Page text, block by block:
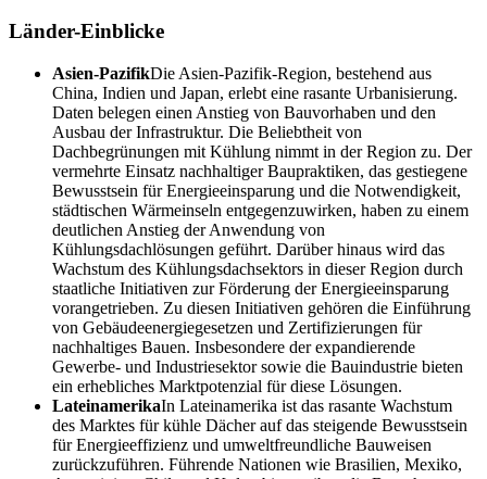
Länder-Einblicke
Asien-PazifikDie Asien-Pazifik-Region, bestehend aus
China, Indien und Japan, erlebt eine rasante Urbanisierung.
Daten belegen einen Anstieg von Bauvorhaben und den
Ausbau der Infrastruktur. Die Beliebtheit von
Dachbegrünungen mit Kühlung nimmt in der Region zu. Der
vermehrte Einsatz nachhaltiger Baupraktiken, das gestiegene
Bewusstsein für Energieeinsparung und die Notwendigkeit,
städtischen Wärmeinseln entgegenzuwirken, haben zu einem
deutlichen Anstieg der Anwendung von
Kühlungsdachlösungen geführt. Darüber hinaus wird das
Wachstum des Kühlungsdachsektors in dieser Region durch
staatliche Initiativen zur Förderung der Energieeinsparung
vorangetrieben. Zu diesen Initiativen gehören die Einführung
von Gebäudeenergiegesetzen und Zertifizierungen für
nachhaltiges Bauen. Insbesondere der expandierende
Gewerbe- und Industriesektor sowie die Bauindustrie bieten
ein erhebliches Marktpotenzial für diese Lösungen.
LateinamerikaIn Lateinamerika ist das rasante Wachstum
des Marktes für kühle Dächer auf das steigende Bewusstsein
für Energieeffizienz und umweltfreundliche Bauweisen
zurückzuführen. Führende Nationen wie Brasilien, Mexiko,